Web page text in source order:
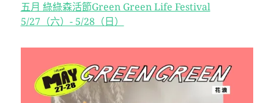
五月 綠綠森活節Green Green Life Festival
5/27（六）- 5/28（日）